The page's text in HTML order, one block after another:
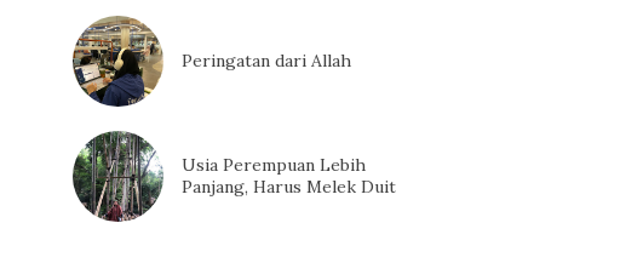
Peringatan dari Allah
Usia Perempuan Lebih
Panjang, Harus Melek Duit